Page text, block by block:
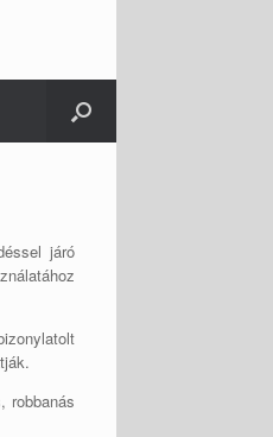
járó
robbanás